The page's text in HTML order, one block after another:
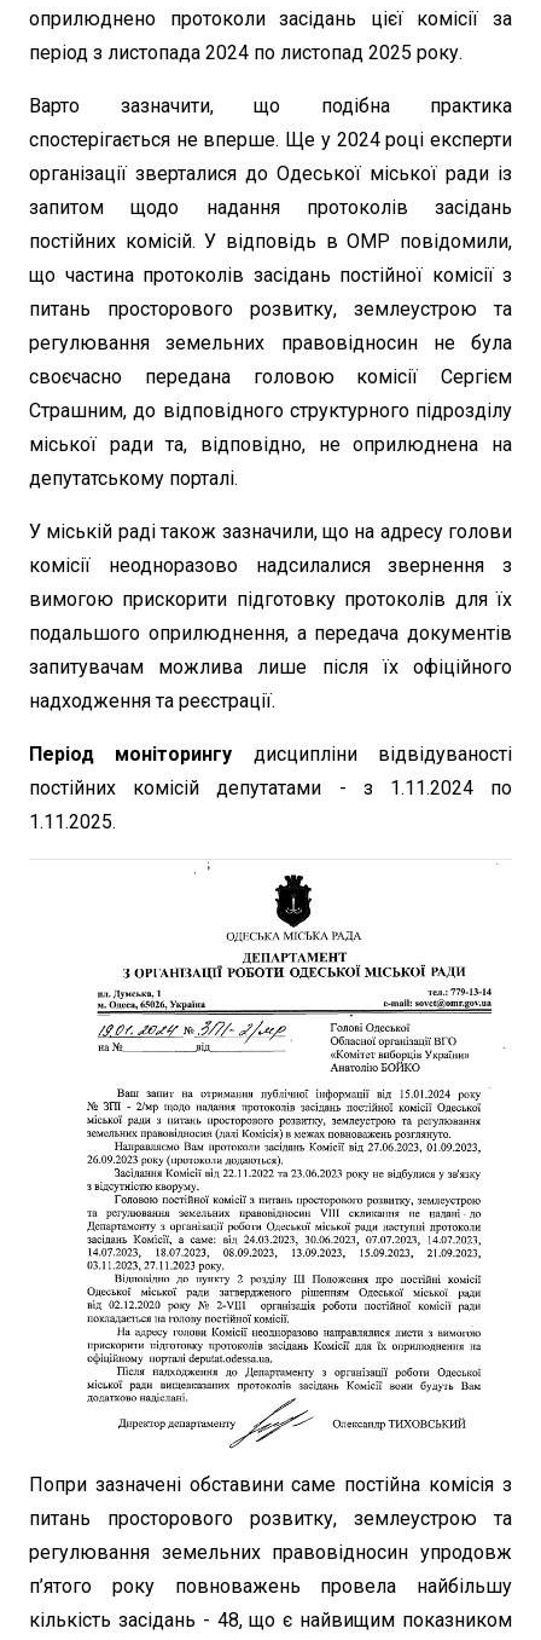
оприлюднено протоколи засідань цієї комісії за
період з листопада 2024 по листопад 2025 року.
Варто зазначити, що подібна практика
спостерігається не вперше. Ще у 2024 році експерти
організації зверталися до Одеської міської ради із
запитом щодо надання протоколів засідань
постійних комісій. У відповідь в ОМР повідомили,
що частина протоколів засідань постійної комісії з
питань просторового розвитку, землеустрою та
регулювання земельних правовідносин не була
своєчасно передана головою комісії Сергієм
Страшним, до відповідного структурного підрозділу
міської ради та, відповідно, не оприлюднена на
депутатському порталі.
У міській раді також зазначили, що на адресу голови
комісії неодноразово надсилалися звернення з
вимогою прискорити підготовку протоколів для їх
подальшого оприлюднення, а передача документів
запитувачам можлива лише після їх офіційного
надходження та реєстрації.
Період моніторингу дисципліни відвідуваності
постійних комісій депутатами - з 1.11.2024 по
1.11.2025.
Попри зазначені обставини саме постійна комісія з
питань просторового розвитку, землеустрою та
регулювання земельних правовідносин упродовж
п’ятого року повноважень провела найбільшу
кількість засідань - 48, що є найвищим показником